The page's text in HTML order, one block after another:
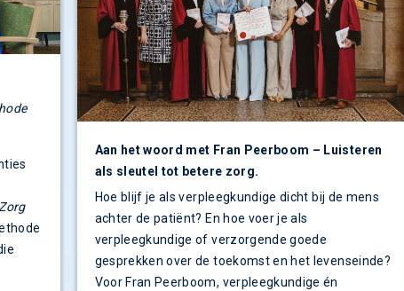
Aan het woord met Fran Peerboom – Luisteren
als sleutel tot betere zorg.
Hoe blijf je als verpleegkundige dicht bij de mens
achter de patiënt? En hoe voer je als
verpleegkundige of verzorgende goede
gesprekken over de toekomst en het levenseinde?
Voor Fran Peerboom, verpleegkundige én